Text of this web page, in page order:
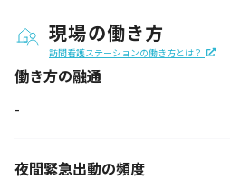
現場の働き方
訪問看護ステーションの働き方とは？
働き方の融通
-
夜間緊急出動の頻度